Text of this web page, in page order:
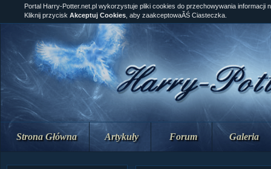
Strona Główna Artykuły Forum Galeria
Portal Harry-Potter.net.pl wykorzystuje pliki cookies do przechowywania informacji
Kliknij przycisk Akceptuj Cookies , aby zaakceptowaĂŚ Ciasteczka.